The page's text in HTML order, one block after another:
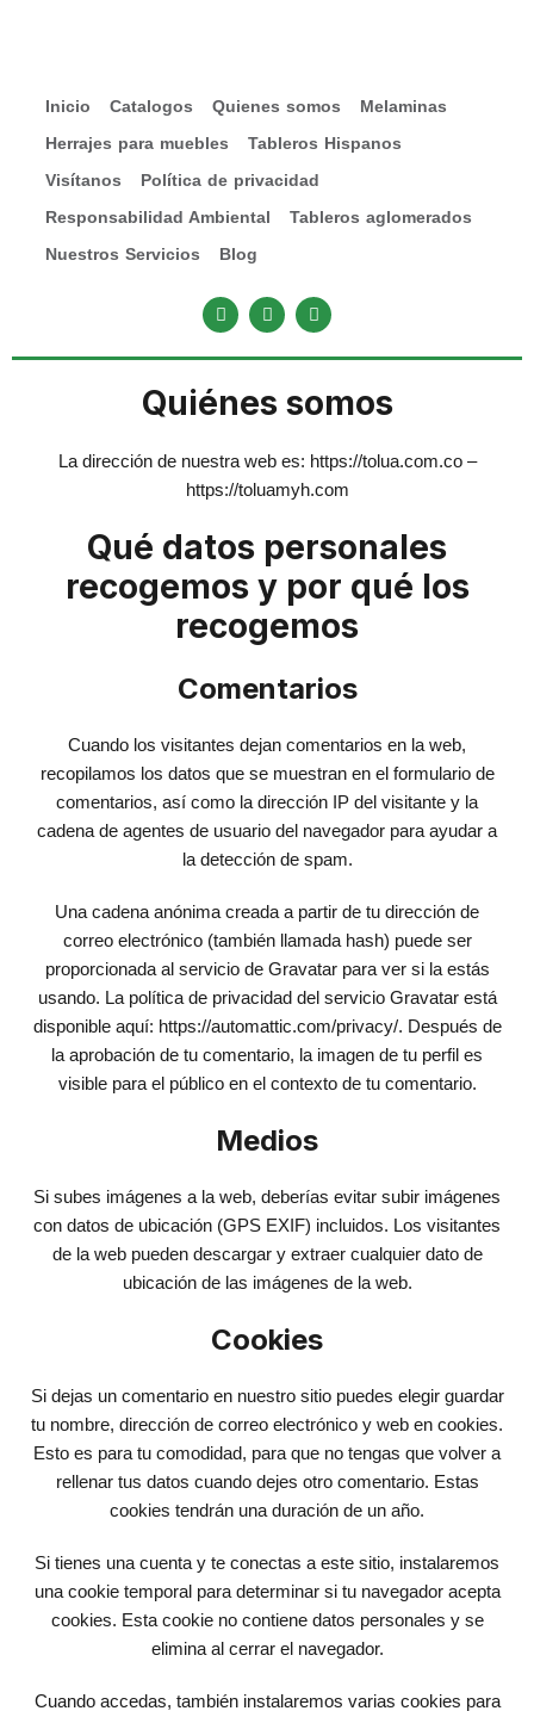
Inicio Catalogos Quienes somos
Melaminas
Herrajes para muebles
Tableros Hispanos
Visítanos
Política de privacidad
Responsabilidad Ambiental
Tableros aglomerados
Nuestros Servicios
Blog
Quiénes somos
La dirección de nuestra web es: https://tolua.com.co –
https://toluamyh.com
Qué datos personales
recogemos y por qué los
recogemos
Comentarios
Cuando los visitantes dejan comentarios en la web,
recopilamos los datos que se muestran en el formulario de
comentarios, así como la dirección IP del visitante y la
cadena de agentes de usuario del navegador para ayudar a
la detección de spam.
Una cadena anónima creada a partir de tu dirección de
correo electrónico (también llamada hash) puede ser
proporcionada al servicio de Gravatar para ver si la estás
usando. La política de privacidad del servicio Gravatar está
disponible aquí: https://automattic.com/privacy/. Después de
la aprobación de tu comentario, la imagen de tu perfil es
visible para el público en el contexto de tu comentario.
Medios
Si subes imágenes a la web, deberías evitar subir imágenes
con datos de ubicación (GPS EXIF) incluidos. Los visitantes
de la web pueden descargar y extraer cualquier dato de
ubicación de las imágenes de la web.
Cookies
Si dejas un comentario en nuestro sitio puedes elegir guardar
tu nombre, dirección de correo electrónico y web en cookies.
Esto es para tu comodidad, para que no tengas que volver a
rellenar tus datos cuando dejes otro comentario. Estas
cookies tendrán una duración de un año.
Si tienes una cuenta y te conectas a este sitio, instalaremos
una cookie temporal para determinar si tu navegador acepta
cookies. Esta cookie no contiene datos personales y se
elimina al cerrar el navegador.
Cuando accedas, también instalaremos varias cookies para